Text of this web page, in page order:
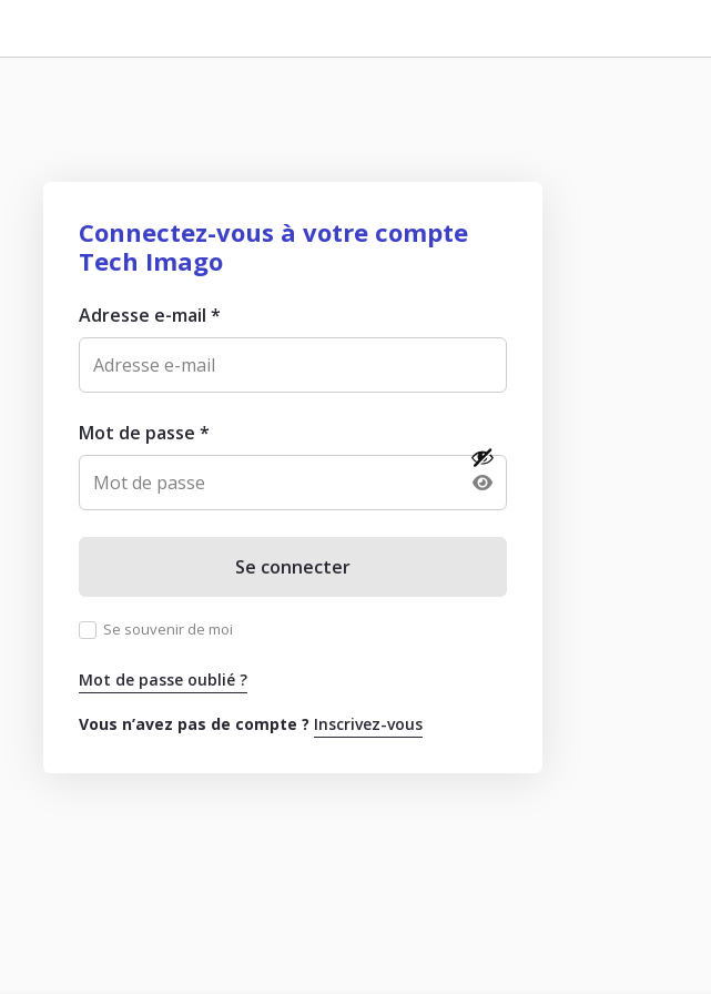
Connectez-vous à votre compte
Tech Imago
Adresse e-mail *
Mot de passe *
Se connecter
Se souvenir de moi
Mot de passe oublié ?
Vous n’avez pas de compte ? Inscrivez-vous